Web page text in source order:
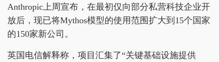
Anthropic上周宣布，在最初仅向部分私营科技企业开
放后，现已将Mythos模型的使用范围扩大到15个国家
的150家新公司。
英国电信解释称，项目汇集了“关键基础设施提供